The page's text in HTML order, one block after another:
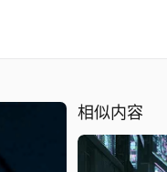
相似内容